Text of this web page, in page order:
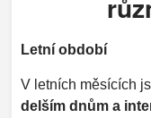
Letní období
V letních měsících
delším dnům a